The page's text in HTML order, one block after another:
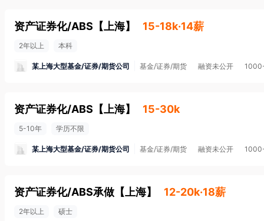
资产证券化/ABS 【 上海】 15-18k·14薪
2年以上 本科
某上海大型基金/证券/期货公司 基金/证券/期货 融资未公开
资产证券化/ABS 【 上海】 15-30k
5-10年 学历不限
某上海大型基金/证券/期货公司 基金/证券/期货 融资未公开
资产证券化/ABS承做 【 上海】 12-20k·18薪
2年以上 硕士